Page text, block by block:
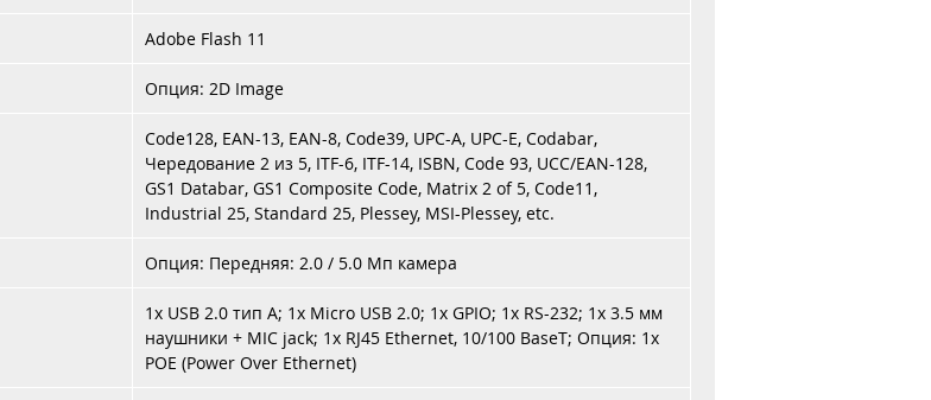
Adobe Flash 11
Опция: 2D Image
Code128, EAN-13, EAN-8, Code39, UPC-A, UPC-E, Codabar,
Чередование 2 из 5, ITF-6, ITF-14, ISBN, Code 93, UCC/EAN-128,
GS1 Databar, GS1 Composite Code, Matrix 2 of 5, Code11,
Industrial 25, Standard 25, Plessey, MSI-Plessey, etc.
Опция: Передняя: 2.0 / 5.0 Мп камера
1x USB 2.0 тип А; 1x Micro USB 2.0; 1x GPIO; 1x RS-232; 1x 3.5 мм
наушники + MIC jack; 1x RJ45 Ethernet, 10/100 BaseT; Опция: 1x
POE (Power Over Ethernet)